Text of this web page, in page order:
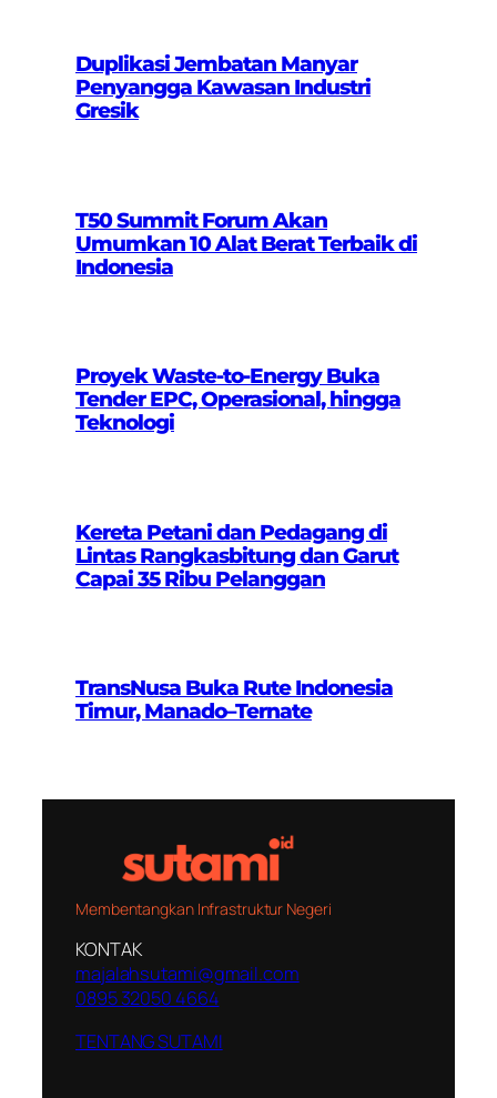
Duplikasi Jembatan Manyar
Penyangga Kawasan Industri
Gresik
T50 Summit Forum Akan
Umumkan 10 Alat Berat Terbaik di
Indonesia
Proyek Waste-to-Energy Buka
Tender EPC, Operasional, hingga
Teknologi
Kereta Petani dan Pedagang di
Lintas Rangkasbitung dan Garut
Capai 35 Ribu Pelanggan
TransNusa Buka Rute Indonesia
Timur, Manado–Ternate
Membentangkan Infrastruktur Negeri
KONTAK
majalahsutami@gmail.com
0895 32050 4664
TENTANG SUTAMI